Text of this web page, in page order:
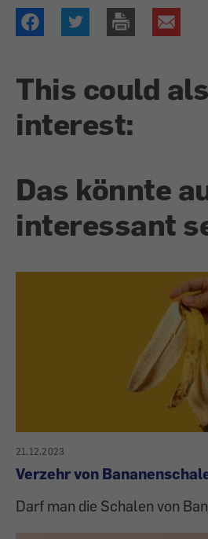
This could
interest:
Das könnte
interessant
21.12.2023
Verzehr von
Darf man die Schalen von